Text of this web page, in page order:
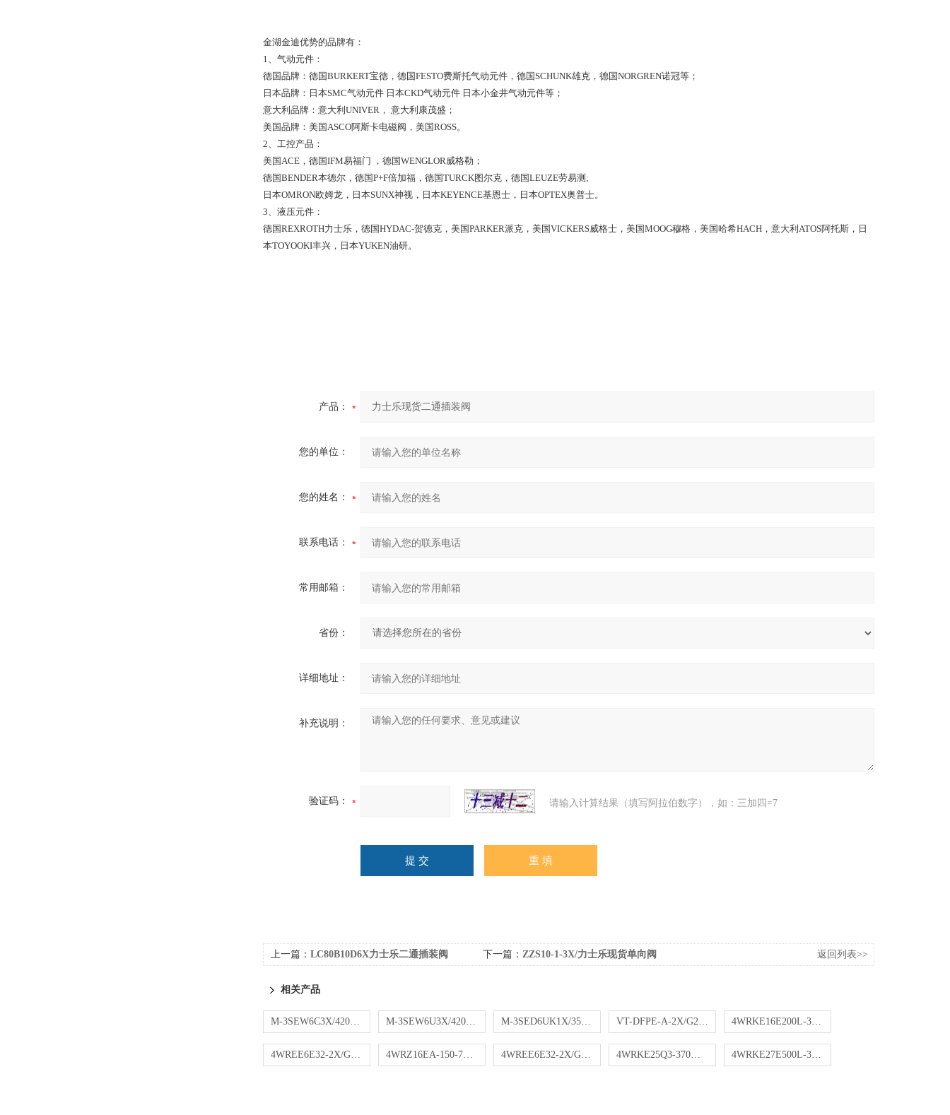
金湖金迪优势的品牌有：
1、气动元件：
德国品牌：德国BURKERT宝德，德国FESTO费斯托气动元件，德国SCHUNK雄克，德国NORGREN诺冠等；
日本品牌：日本SMC气动元件 日本CKD气动元件 日本小金井气动元件等；
意大利品牌：意大利UNIVER， 意大利康茂盛；
美国品牌：美国ASCO阿斯卡电磁阀，美国ROSS。
2、工控产品：
美国ACE，德国IFM易福门 ，德国WENGLOR威格勒；
德国BENDER本德尔，德国P+F倍加福，德国TURCK图尔克，德国LEUZE劳易测;
日本OMRON欧姆龙，日本SUNX神视，日本KEYENCE基恩士，日本OPTEX奥普士。
3、液压元件：
德国REXROTH力士乐，德国HYDAC-贺德克，美国PARKER派克，美国VICKERS威格士，美国MOOG穆格，美国哈希HACH，意大利ATOS阿托斯，日
本TOYOOKI丰兴，日本YUKEN油研。
产品：
您的单位：
您的姓名：
联系电话：
常用邮箱：
省份：
详细地址：
补充说明：
验证码： 请输入计算结果（填写阿拉伯数字），如：三加四=7
上一篇： LC80B10D6X力士乐二通插装阀 下一篇： ZZS10-1-3X/力士乐现货单向阀 返回列表>>
相关产品
M-3SEW6C3X/420MG24N9K4力士乐现货球阀 M-3SEW6U3X/420MG24N9K4力士乐现货球阀 M-3SED6UK1X/350CG24N9K4力士乐方向球阀 VT-DFPE-A-2X/G24K0/0A0V/V力士乐比例阀 4WRKE16E200L-3X/6EG24EK31/A1D3MXV正品
4WREE6E32-2X/G24K31/A1V-204XV比例阀 4WRZ16EA-150-7X/6EG24N9ETK4/M-674比例阀 4WREE6E32-2X/G24K31/A1V-204力士乐比例阀 4WRKE25Q3-370M-3X/G24KO/A1M现货比例阀 4WRKE27E500L-3X/6EG24K31/A1D3M比例阀